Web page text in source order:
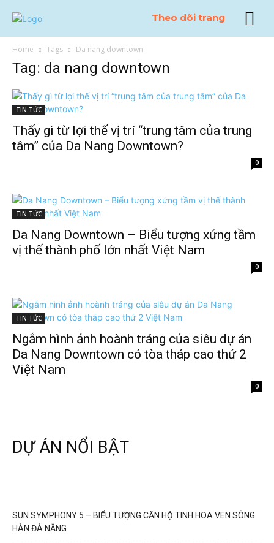
Theo dõi trang
Home Tags Da nang downtown
Tag: da nang downtown
TIN TỨC
Thấy gì từ lợi thế vị trí “trung tâm của trung
tâm” của Da Nang Downtown?
0
TIN TỨC
Da Nang Downtown – Biểu tượng xứng tầm
vị thế thành phố lớn nhất Việt Nam
0
TIN TỨC
Ngắm hình ảnh hoành tráng của siêu dự án
Da Nang Downtown có tòa tháp cao thứ 2
Việt Nam
0
DỰ ÁN NỔI BẬT
SUN SYMPHONY 5 – BIỂU TƯỢNG CĂN HỘ TINH HOA VEN SÔNG
HÀN ĐÀ NẴNG